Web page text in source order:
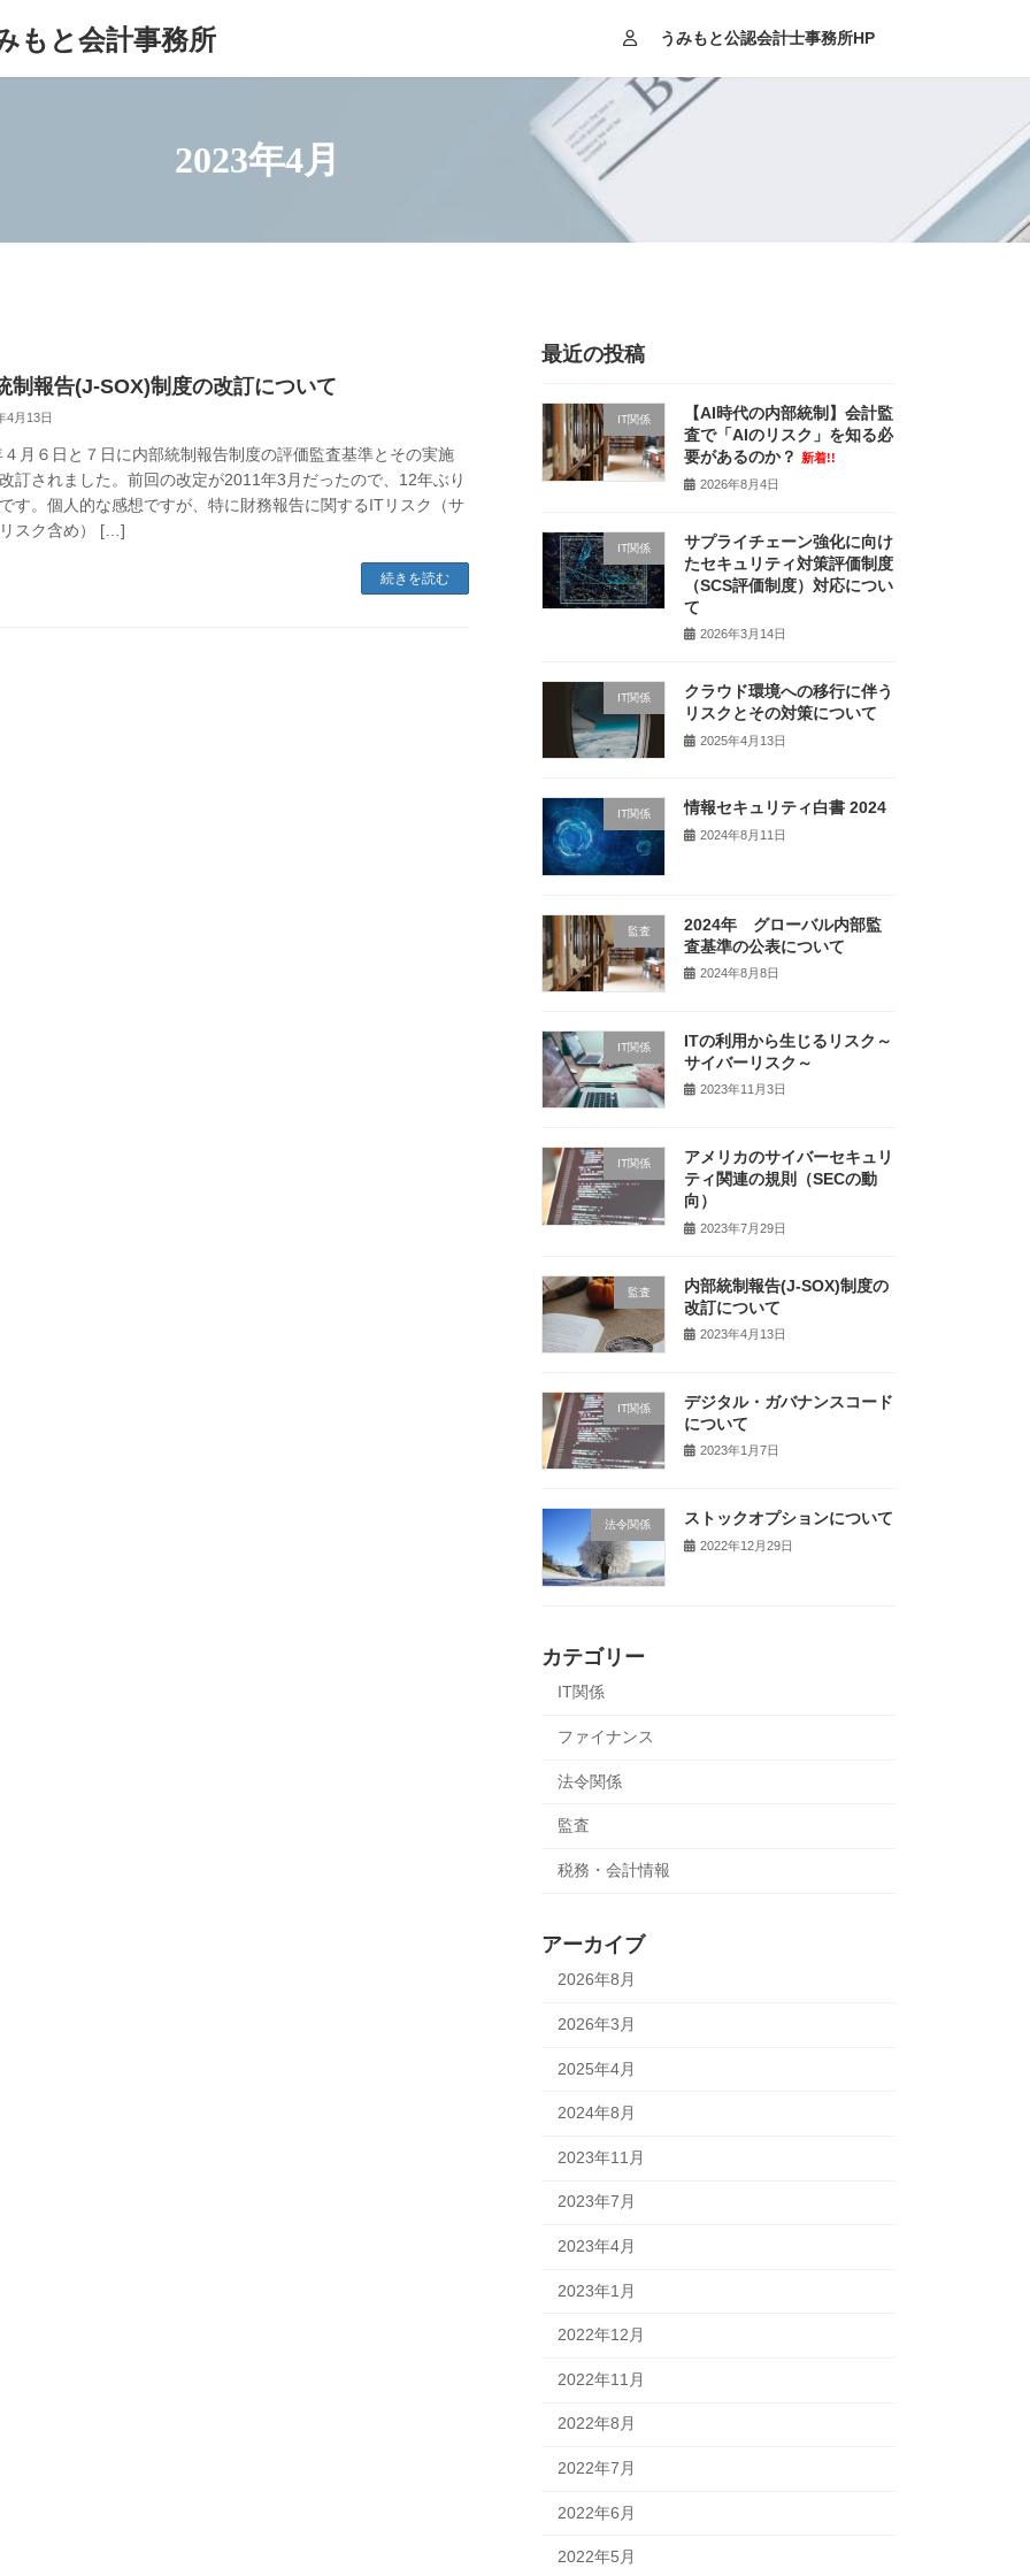
もと会計事務所 うみもと公認会計士事務所HP
2023年4月
制報告(J-SOX)制度の改訂について
4月13日
月６日と７日に内部統制報告制度の評価監査基準とその実施
訂されました。前回の改定が2011年3月だったので、12年ぶり
す。個人的な感想ですが、特に財務報告に関するITリスク（サ
スク含め） […]
続きを読む
最近の投稿
IT関係
【AI時代の内部統制】会計監
査で「AIのリスク」を知る必
要があるのか？
新着!!
2026年8月4日
IT関係
サプライチェーン強化に向け
たセキュリティ対策評価制度
（SCS評価制度）対応につい
て
2026年3月14日
IT関係
クラウド環境への移行に伴う
リスクとその対策について
2025年4月13日
IT関係 情報セキュリティ白書 2024
2024年8月11日
監査
2024年 グローバル内部監
査基準の公表について
2024年8月8日
IT関係
ITの利用から生じるリスク～
サイバーリスク～
2023年11月3日
IT関係
アメリカのサイバーセキュリ
ティ関連の規則（SECの動
向）
2023年7月29日
監査
内部統制報告(J-SOX)制度の
改訂について
2023年4月13日
IT関係
デジタル・ガバナンスコード
について
2023年1月7日
法令関係 ストックオプションについて
2022年12月29日
カテゴリー
IT関係
ファイナンス
法令関係
監査
税務・会計情報
アーカイブ
2026年8月
2026年3月
2025年4月
2024年8月
2023年11月
2023年7月
2023年4月
2023年1月
2022年12月
2022年11月
2022年8月
2022年7月
2022年6月
2022年5月